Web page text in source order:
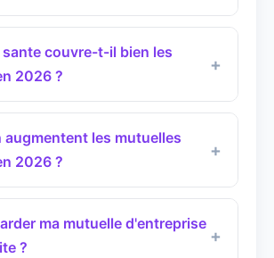
sante couvre-t-il bien les
2026 ?
augmentent les mutuelles
2026 ?
ma mutuelle d'entreprise
?